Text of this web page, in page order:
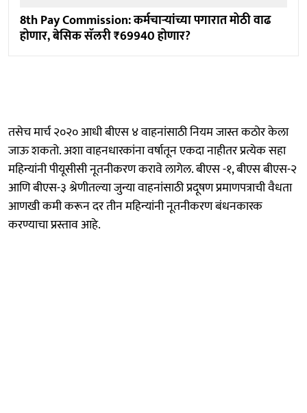
8th Pay Commission: कर्मचाऱ्यांच्या पगारात मोठी वाढ
होणार, बेसिक सॅलरी ₹69940 होणार?
तसेच मार्च २०२० आधी बीएस ४ वाहनांसाठी नियम जास्त कठोर केला
जाऊ शकतो. अशा वाहनधारकांना वर्षातून एकदा नाहीतर प्रत्येक सहा
महिन्यांनी पीयूसीसी नूतनीकरण करावे लागेल. बीएस -१, बीएस बीएस-२
आणि बीएस-३ श्रेणीतल्या जुन्या वाहनांसाठी प्रदूषण प्रमाणपत्राची वैधता
आणखी कमी करून दर तीन महिन्यांनी नूतनीकरण बंधनकारक
करण्याचा प्रस्ताव आहे.